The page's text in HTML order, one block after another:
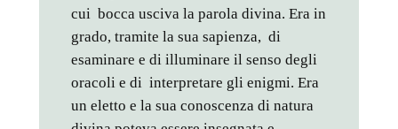
cui bocca usciva la parola divina. Era in
grado, tramite la sua sapienza, di
esaminare e di illuminare il senso degli
oracoli e di interpretare gli enigmi. Era
un eletto e la sua conoscenza di natura